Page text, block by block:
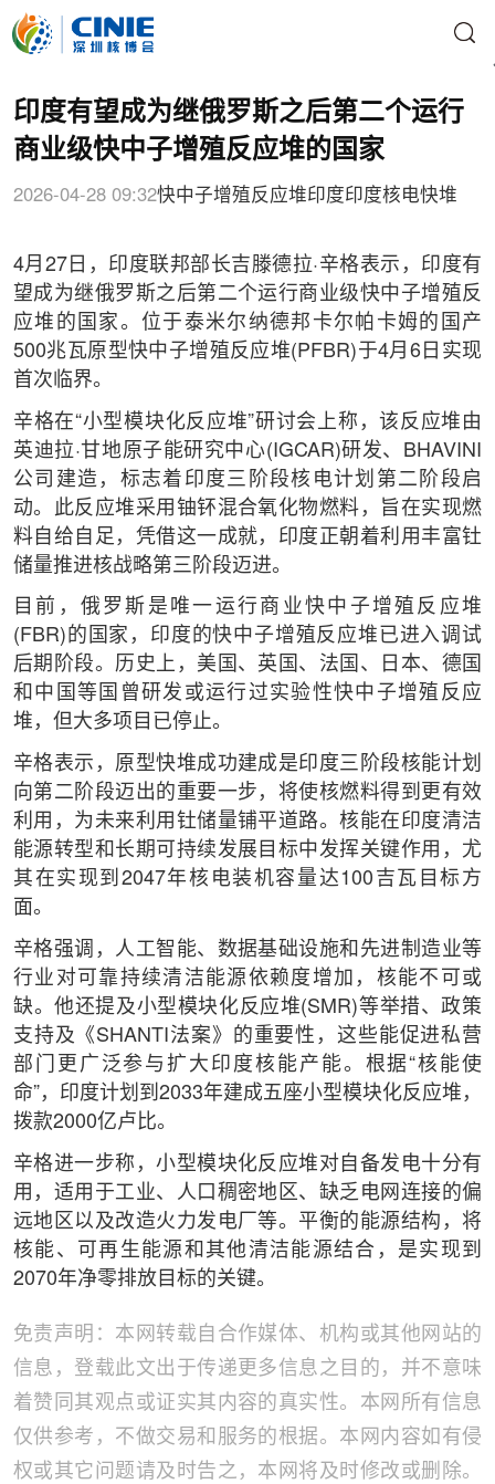
印度有望成为继俄罗斯之后第二个运行
商业级快中子增殖反应堆的国家
2026-04-28 09:32快中子增殖反应堆印度印度核电快堆
4月27日，印度联邦部长吉滕德拉·辛格表示，印度有
望成为继俄罗斯之后第二个运行商业级快中子增殖反
应堆的国家。位于泰米尔纳德邦卡尔帕卡姆的国产
500兆瓦原型快中子增殖反应堆(PFBR)于4月6日实现
首次临界。
辛格在“小型模块化反应堆”研讨会上称，该反应堆由
英迪拉·甘地原子能研究中心(IGCAR)研发、BHAVINI
公司建造，标志着印度三阶段核电计划第二阶段启
动。此反应堆采用铀钚混合氧化物燃料，旨在实现燃
料自给自足，凭借这一成就，印度正朝着利用丰富钍
储量推进核战略第三阶段迈进。
目前，俄罗斯是唯一运行商业快中子增殖反应堆
(FBR)的国家，印度的快中子增殖反应堆已进入调试
后期阶段。历史上，美国、英国、法国、日本、德国
和中国等国曾研发或运行过实验性快中子增殖反应
堆，但大多项目已停止。
辛格表示，原型快堆成功建成是印度三阶段核能计划
向第二阶段迈出的重要一步，将使核燃料得到更有效
利用，为未来利用钍储量铺平道路。核能在印度清洁
能源转型和长期可持续发展目标中发挥关键作用，尤
其在实现到2047年核电装机容量达100吉瓦目标方
面。
辛格强调，人工智能、数据基础设施和先进制造业等
行业对可靠持续清洁能源依赖度增加，核能不可或
缺。他还提及小型模块化反应堆(SMR)等举措、政策
支持及《SHANTI法案》的重要性，这些能促进私营
部门更广泛参与扩大印度核能产能。根据“核能使
命”，印度计划到2033年建成五座小型模块化反应堆，
拨款2000亿卢比。
辛格进一步称，小型模块化反应堆对自备发电十分有
用，适用于工业、人口稠密地区、缺乏电网连接的偏
远地区以及改造火力发电厂等。平衡的能源结构，将
核能、可再生能源和其他清洁能源结合，是实现到
2070年净零排放目标的关键。
免责声明：本网转载自合作媒体、机构或其他网站的
信息，登载此文出于传递更多信息之目的，并不意味
着赞同其观点或证实其内容的真实性。本网所有信息
仅供参考，不做交易和服务的根据。本网内容如有侵
权或其它问题请及时告之，本网将及时修改或删除。